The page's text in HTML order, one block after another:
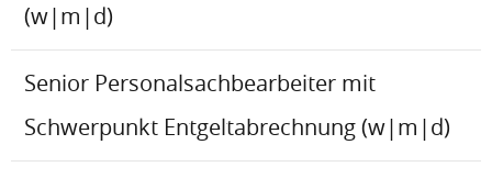
(w|m|d)
Senior Personalsachbearbeiter mit
Schwerpunkt Entgeltabrechnung (w|m|d)